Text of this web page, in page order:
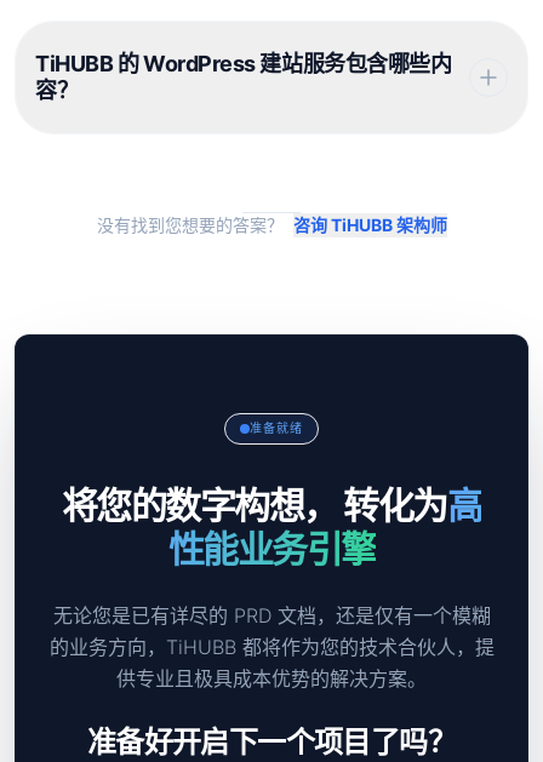
TiHUBB 的 WordPress 建站服务包含哪些内
容？
没有找到您想要的答案？ 咨询 TiHUBB 架构师
准备就绪
将您的数字构想， 转化为高
性能业务引擎
无论您是已有详尽的 PRD 文档，还是仅有一个模糊
的业务方向，TiHUBB 都将作为您的技术合伙人，提
供专业且极具成本优势的解决方案。
准备好开启下一个项目了吗？